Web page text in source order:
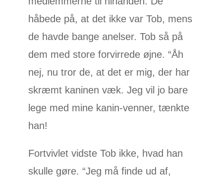
håbede på, at det ikke var Tob, mens
de havde bange anelser. Tob så på
dem med store forvirrede øjne. “Åh
nej, nu tror de, at det er mig, der har
skræmt kaninen væk. Jeg vil jo bare
lege med mine kanin-venner, tænkte
han!
Fortvivlet vidste Tob ikke, hvad han
skulle gøre. “Jeg må finde ud af,